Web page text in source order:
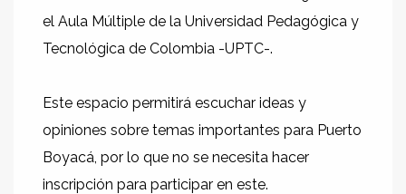
el Aula Múltiple de la Universidad Pedagógica y
Tecnológica de Colombia -UPTC-.
Este espacio permitirá escuchar ideas y
opiniones sobre temas importantes para Puerto
Boyacá, por lo que no se necesita hacer
inscripción para participar en este.